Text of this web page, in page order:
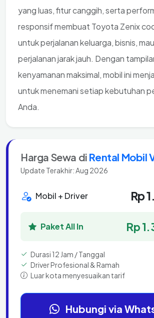
yang luas, fitur canggih, serta
responsif membuat Toyota Zenix
untuk perjalanan keluarga, bisnis,
perjalanan jarak jauh. Dengan
kenyamanan maksimal, mobil ini
untuk menemani setiap kebutuhan
Anda.
Harga Sewa di Rental Mobil
Update Terakhir: Aug 2026
Mobil + Driver Rp
Paket All In Rp
Durasi 12 Jam / Tanggal
Driver Profesional & Ramah
Luar kota menyesuaikan tarif
Hubungi via